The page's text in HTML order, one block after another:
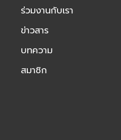
ร่วมงานกับเรา
ข่าวสาร
บทความ
สมาชิก